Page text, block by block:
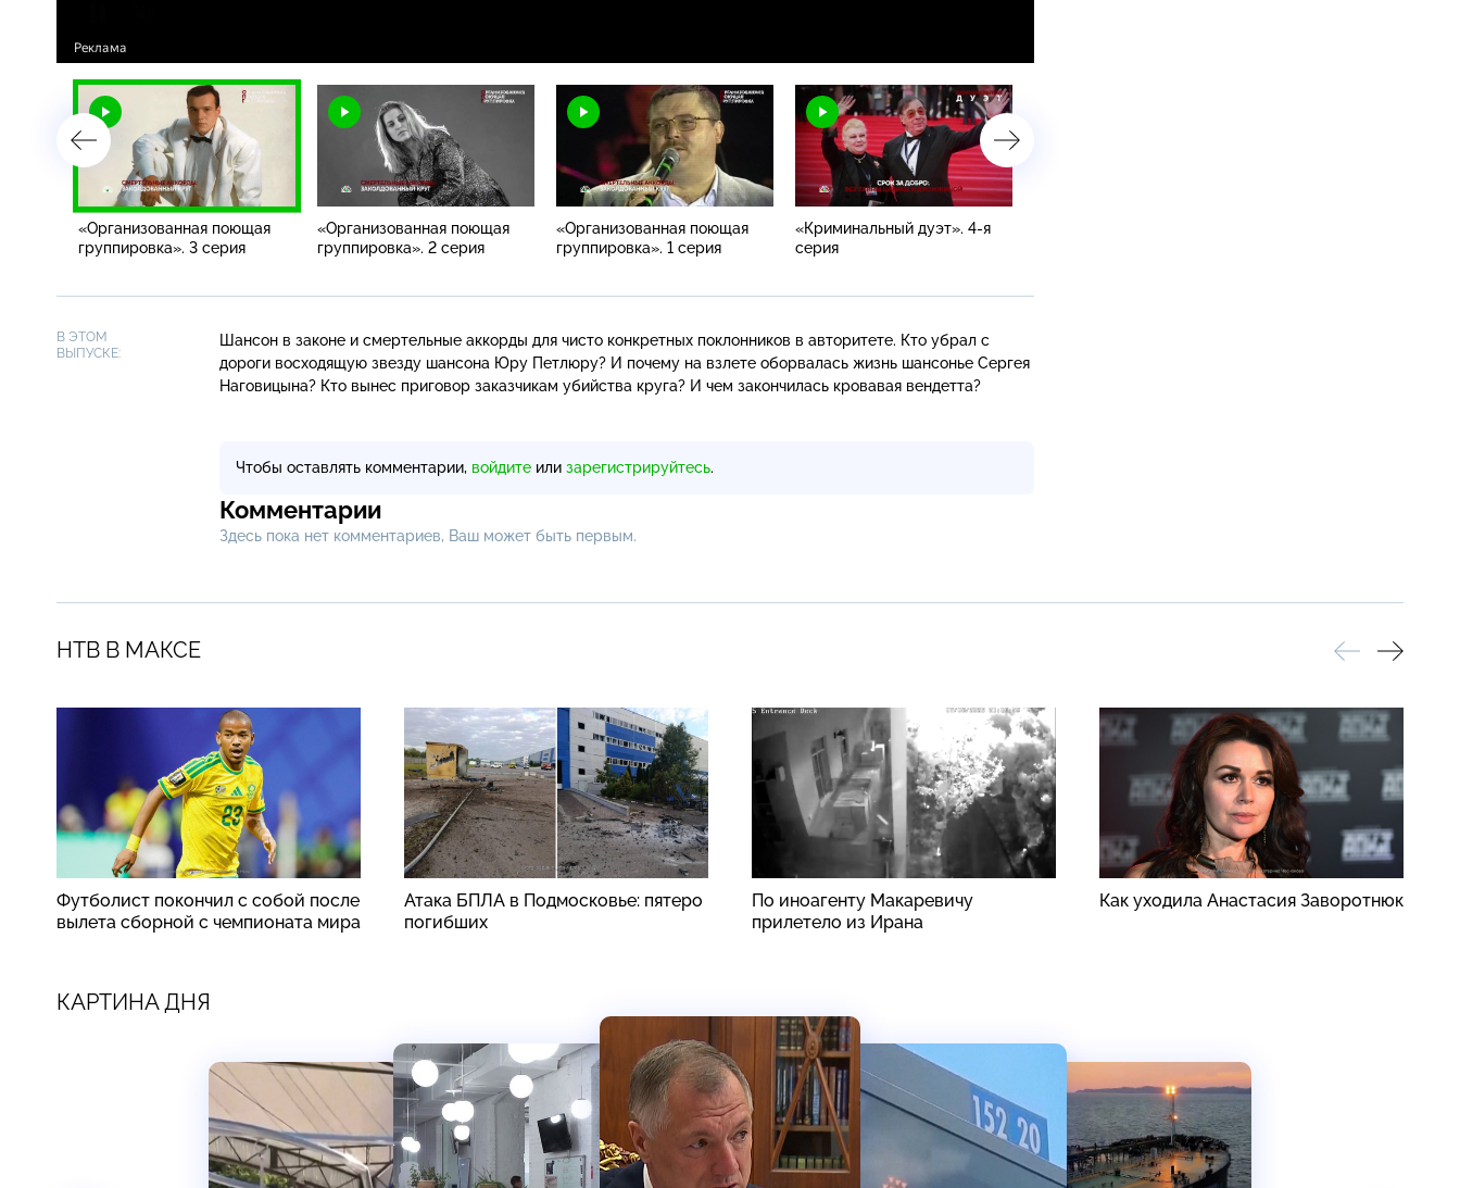
«Организованная поющая
группировка». 3 серия
«Организованная поющая
группировка». 2 серия
«Организованная поющая
группировка». 1 серия
«Криминальный дуэт». 4-я
серия
В ЭТОМ
ВЫПУСКЕ:
Шансон в законе и смертельные аккорды для чисто конкретных поклонников в авторитете. Кто убрал с
дороги восходящую звезду шансона Юру Петлюру? И почему на взлете оборвалась жизнь шансонье Сергея
Наговицына? Кто вынес приговор заказчикам убийства круга? И чем закончилась кровавая вендетта?
Чтобы оставлять комментарии, войдите или зарегистрируйтесь.
Комментарии
Здесь пока нет комментариев, Ваш может быть первым.
НТВ В МАКСЕ
Футболист покончил с собой после
вылета сборной с чемпионата мира
Атака БПЛА в Подмосковье: пятеро
погибших
По иноагенту Макаревичу
прилетело из Ирана
Как уходила Анастасия Заворотнюк
КАРТИНА ДНЯ